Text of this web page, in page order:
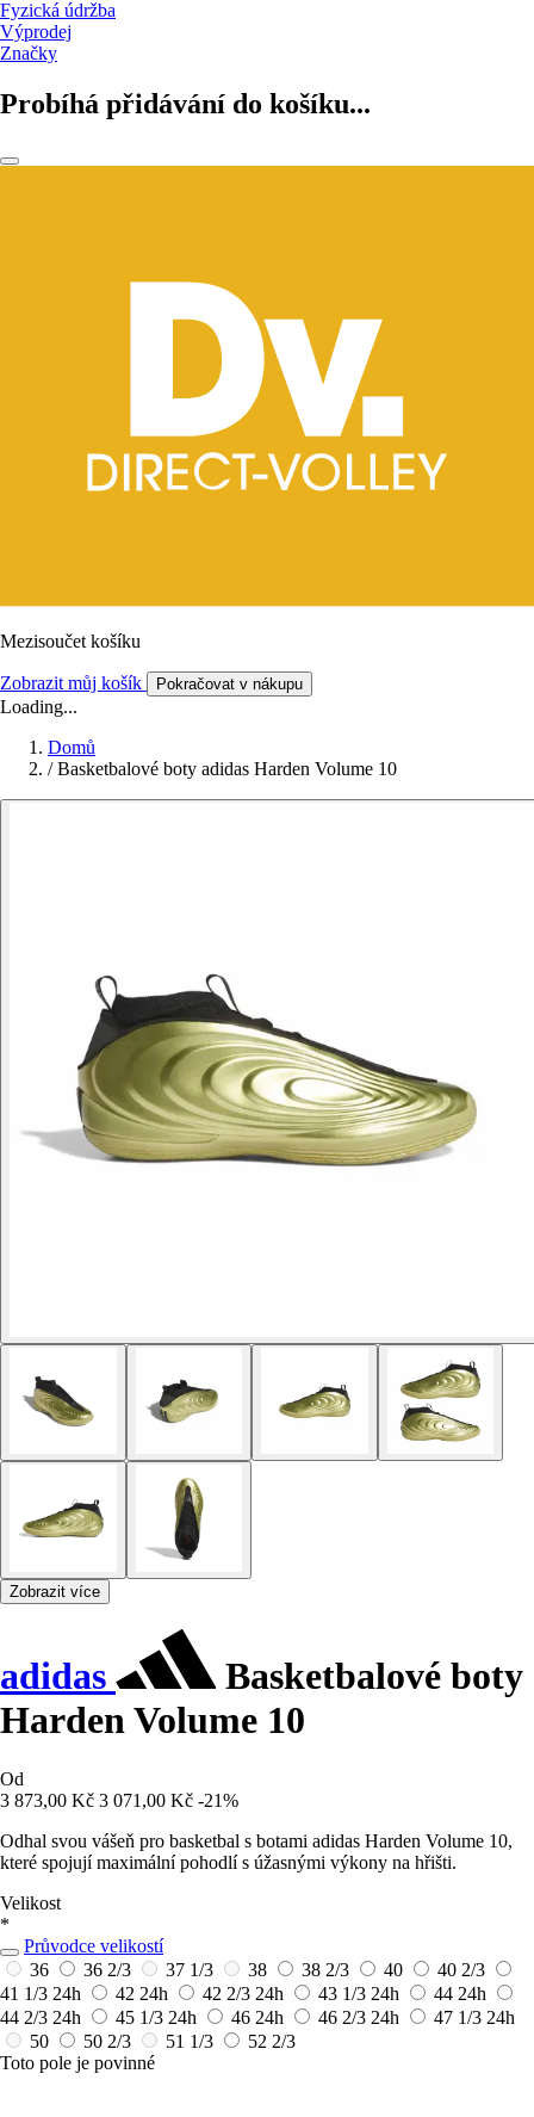
Fyzická údržba
Výprodej
Značky
Probíhá přidávání do košíku...
Mezisoučet košíku
Zobrazit můj košík Pokračovat v nákupu
Loading...
Domů
/ Basketbalové boty adidas Harden Volume 10
Zobrazit více
adidas
Basketbalové boty
Harden Volume 10
Od
3 873,00 Kč 3 071,00 Kč -21%
Odhal svou vášeň pro basketbal s botami adidas Harden Volume 10,
které spojují maximální pohodlí s úžasnými výkony na hřišti.
Velikost
*
Průvodce velikostí
36
36 2/3 37 1/3 38 38 2/3 40
40 2/3
41 1/3 24h 42 24h 42 2/3 24h 43 1/3 24h 44 24h
44 2/3 24h 45 1/3 24h 46 24h 46 2/3 24h 47 1/3 24h
50
50 2/3 51 1/3
52 2/3
Toto pole je povinné